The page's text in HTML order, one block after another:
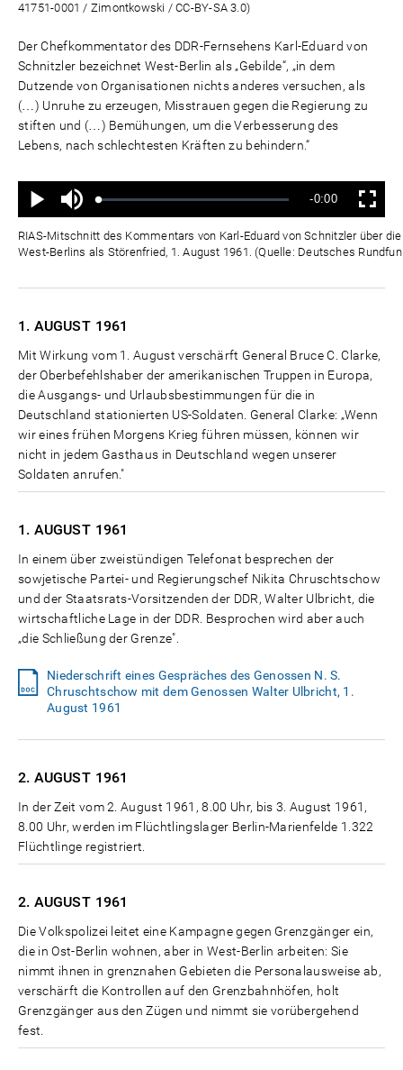
41751-0001 / Zimontkowski / CC-BY-SA 3.0)
Der Chefkommentator des DDR-Fernsehens Karl-Eduard von
Schnitzler bezeichnet West-Berlin als „Gebilde“, „in dem
Dutzende von Organisationen nichts anderes versuchen, als
(…) Unruhe zu erzeugen, Misstrauen gegen die Regierung zu
stiften und (…) Bemühungen, um die Verbesserung des
Lebens, nach schlechtesten Kräften zu behindern.“
Wiedergabe
Ton
aus
Geladen:
Status:
Verbleibende
Zeit
-0:00 Vollbild
RIAS-Mitschnitt des Kommentars von Karl-Eduard von Schnitzler über
West-Berlins als Störenfried, 1. August 1961. (Quelle: Deutsches
1. AUGUST 1961
Mit Wirkung vom 1. August verschärft General Bruce C. Clarke,
der Oberbefehlshaber der amerikanischen Truppen in Europa,
die Ausgangs- und Urlaubsbestimmungen für die in
Deutschland stationierten US-Soldaten. General Clarke: „Wenn
wir eines frühen Morgens Krieg führen müssen, können wir
nicht in jedem Gasthaus in Deutschland wegen unserer
Soldaten anrufen."
1. AUGUST 1961
In einem über zweistündigen Telefonat besprechen der
sowjetische Partei- und Regierungschef Nikita Chruschtschow
und der Staatsrats-Vorsitzenden der DDR, Walter Ulbricht, die
wirtschaftliche Lage in der DDR. Besprochen wird aber auch
„die Schließung der Grenze".
Niederschrift eines Gespräches des Genossen N. S.
Chruschtschow mit dem Genossen Walter Ulbricht, 1.
August 1961
2. AUGUST 1961
In der Zeit vom 2. August 1961, 8.00 Uhr, bis 3. August 1961,
8.00 Uhr, werden im Flüchtlingslager Berlin-Marienfelde 1.322
Flüchtlinge registriert.
2. AUGUST 1961
Die Volkspolizei leitet eine Kampagne gegen Grenzgänger ein,
die in Ost-Berlin wohnen, aber in West-Berlin arbeiten: Sie
nimmt ihnen in grenznahen Gebieten die Personalausweise ab,
verschärft die Kontrollen auf den Grenzbahnhöfen, holt
Grenzgänger aus den Zügen und nimmt sie vorübergehend
fest.